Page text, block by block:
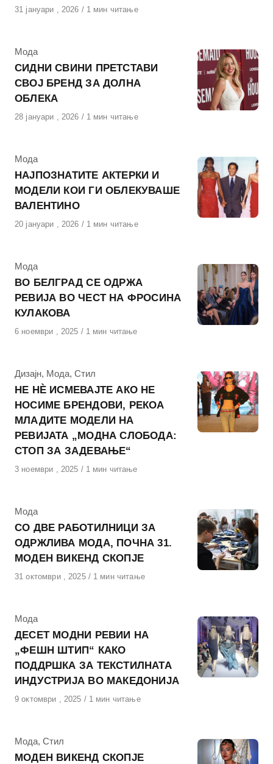
Објавено
31 јануари , 2026 1 мин читање
КАтегорија
Мода
СИДНИ СВИНИ ПРЕТСТАВИ
СВОЈ БРЕНД ЗА ДОЛНА
ОБЛЕКА
Објавено
28 јануари , 2026 1 мин читање
КАтегорија
Мода
НАЈПОЗНАТИТЕ АКТЕРКИ И
МОДЕЛИ КОИ ГИ ОБЛЕКУВАШЕ
ВАЛЕНТИНО
Објавено
20 јануари , 2026 1 мин читање
КАтегорија
Мода
ВО БЕЛГРАД СЕ ОДРЖА
РЕВИЈА ВО ЧЕСТ НА ФРОСИНА
КУЛАКОВА
Објавено
6 ноември , 2025 1 мин читање
КАтегорија
Дизајн, Мода, Стил
НЕ НЀ ИСМЕВАЈТЕ АКО НЕ
НОСИМЕ БРЕНДОВИ, РЕКОА
МЛАДИТЕ МОДЕЛИ НА
РЕВИЈАТА „МОДНА СЛОБОДА:
СТОП ЗА ЗАДЕВАЊЕ“
Објавено
3 ноември , 2025 1 мин читање
КАтегорија
Мода
СО ДВЕ РАБОТИЛНИЦИ ЗА
ОДРЖЛИВА МОДА, ПОЧНА 31.
МОДЕН ВИКЕНД СКОПЈЕ
Објавено
31 октомври , 2025 1 мин читање
КАтегорија
Мода
ДЕСЕТ МОДНИ РЕВИИ НА
„ФЕШН ШТИП“ КАКО
ПОДДРШКА ЗА ТЕКСТИЛНАТА
ИНДУСТРИЈА ВО МАКЕДОНИЈА
Објавено
9 октомври , 2025 1 мин читање
КАтегорија
Мода, Стил
МОДЕН ВИКЕНД СКОПЈЕ